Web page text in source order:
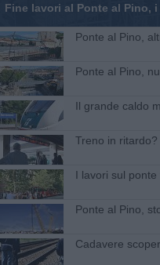
Fine lavori al Ponte al Pino,
Ponte al Pino,
Ponte al Pino,
Il grande caldo
Treno in
I lavori sul
Ponte al Pino,
Cadavere